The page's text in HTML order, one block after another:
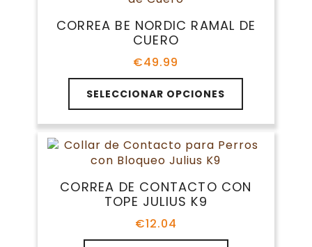
se
en
página
de
producto
CORREA BE NORDIC RAMAL DE
CUERO
€49.99
SELECCIONAR OPCIONES
Este
producto
tiene
múltiples
variantes.
se
pueden
CORREA DE CONTACTO CON
TOPE JULIUS K9
€12.04